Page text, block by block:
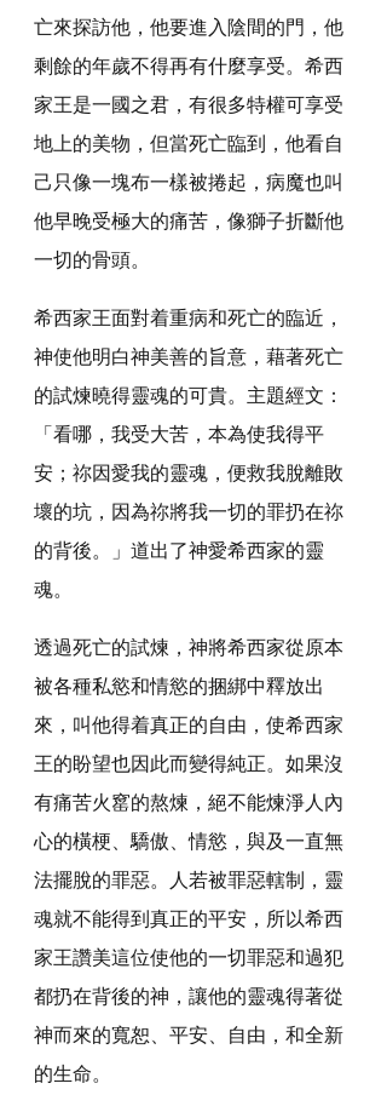
亡來探訪他，他要進入陰間的門，他
剩餘的年歲不得再有什麼享受。希西
家王是一國之君，有很多特權可享受
地上的美物，但當死亡臨到，他看自
己只像一塊布一樣被捲起，病魔也叫
他早晚受極大的痛苦，像獅子折斷他
一切的骨頭。
希西家王面對着重病和死亡的臨近，
神使他明白神美善的旨意，藉著死亡
的試煉曉得靈魂的可貴。主題經文：
「看哪，我受大苦，本為使我得平
安；祢因愛我的靈魂，便救我脫離敗
壞的坑，因為祢將我一切的罪扔在祢
的背後。」道出了神愛希西家的靈
魂。
透過死亡的試煉，神將希西家從原本
被各種私慾和情慾的捆綁中釋放出
來，叫他得着真正的自由，使希西家
王的盼望也因此而變得純正。如果沒
有痛苦火窰的熬煉，絕不能煉淨人內
心的橫梗、驕傲、情慾，與及一直無
法擺脫的罪惡。人若被罪惡轄制，靈
魂就不能得到真正的平安，所以希西
家王讚美這位使他的一切罪惡和過犯
都扔在背後的神，讓他的靈魂得著從
神而來的寬恕、平安、自由，和全新
的生命。